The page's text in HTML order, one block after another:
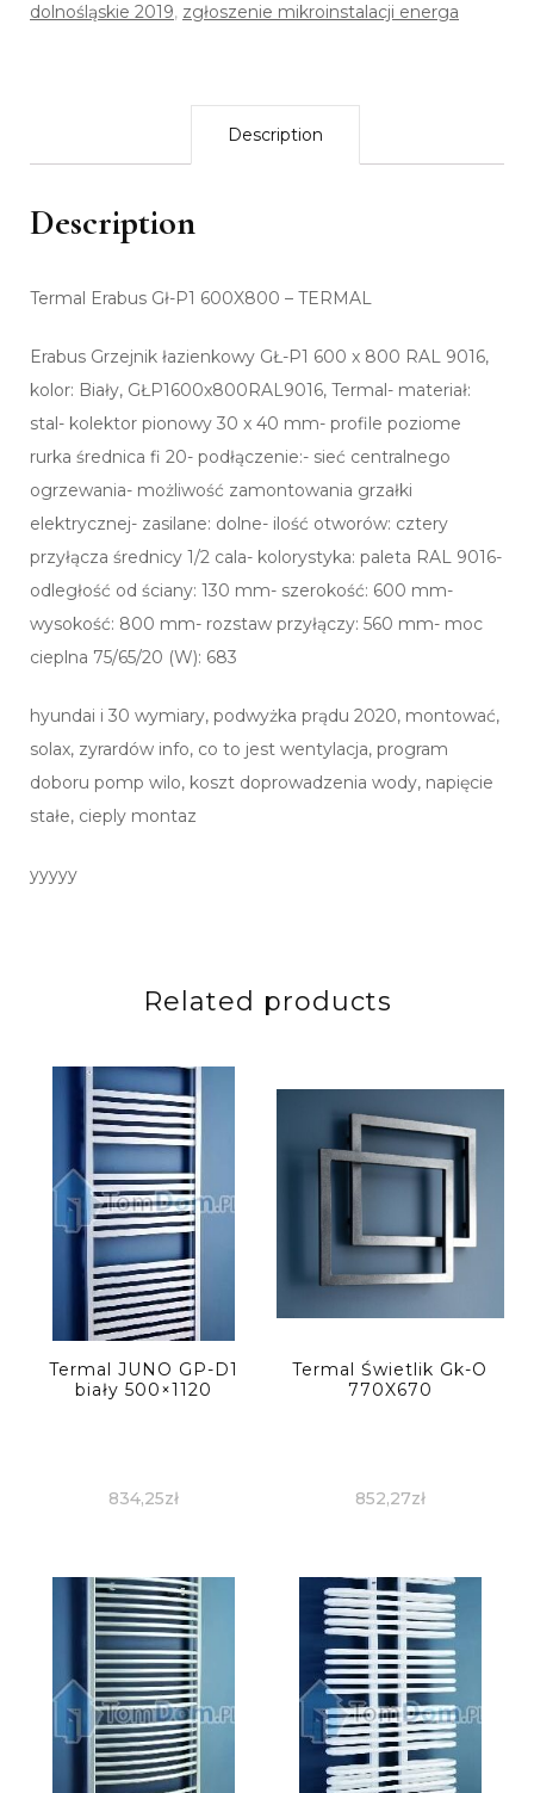
dolnośląskie 2019, zgłoszenie mikroinstalacji energa
Description
Description
Termal Erabus Gł-P1 600X800 – TERMAL
Erabus Grzejnik łazienkowy GŁ-P1 600 x 800 RAL 9016,
kolor: Biały, GŁP1600x800RAL9016, Termal- materiał:
stal- kolektor pionowy 30 x 40 mm- profile poziome
rurka średnica fi 20- podłączenie:- sieć centralnego
ogrzewania- możliwość zamontowania grzałki
elektrycznej- zasilane: dolne- ilość otworów: cztery
przyłącza średnicy 1/2 cala- kolorystyka: paleta RAL 9016-
odległość od ściany: 130 mm- szerokość: 600 mm-
wysokość: 800 mm- rozstaw przyłączy: 560 mm- moc
cieplna 75/65/20 (W): 683
hyundai i 30 wymiary, podwyżka prądu 2020, montować,
solax, zyrardów info, co to jest wentylacja, program
doboru pomp wilo, koszt doprowadzenia wody, napięcie
stałe, cieply montaz
yyyyy
Related products
Termal JUNO GP-D1
biały 500×1120
834,25zł
Termal Świetlik Gk-O
770X670
852,27zł